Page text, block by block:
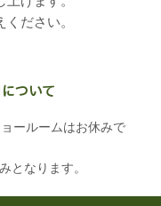
ださい。
ついて
ールームはお休みで
となります。